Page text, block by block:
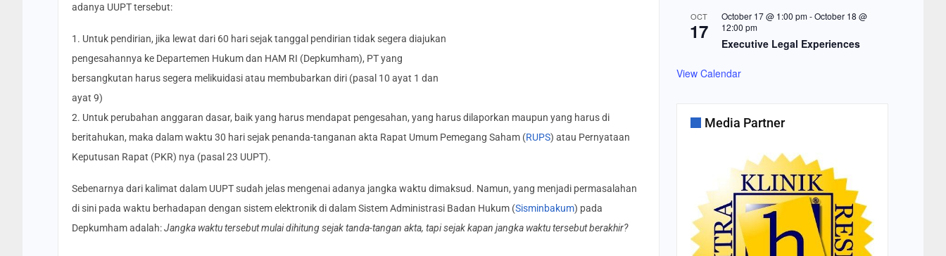
adanya UUPT tersebut:
1. Untuk pendirian, jika lewat dari 60 hari sejak tanggal pendirian tidak segera diajukan
pengesahannya ke Departemen Hukum dan HAM RI (Depkumham), PT yang
bersangkutan harus segera melikuidasi atau membubarkan diri (pasal 10 ayat 1 dan
ayat 9)
2. Untuk perubahan anggaran dasar, baik yang harus mendapat pengesahan, yang harus dilaporkan maupun yang harus di
beritahukan, maka dalam waktu 30 hari sejak penanda-tanganan akta Rapat Umum Pemegang Saham (RUPS) atau Pernyataan
Keputusan Rapat (PKR) nya (pasal 23 UUPT).
Sebenarnya dari kalimat dalam UUPT sudah jelas mengenai adanya jangka waktu dimaksud. Namun, yang menjadi permasalahan
di sini pada waktu berhadapan dengan sistem elektronik di dalam Sistem Administrasi Badan Hukum (Sisminbakum) pada
Depkumham adalah:Jangka waktu tersebut mulai dihitung sejak tanda-tangan akta, tapi sejak kapan jangka waktu tersebut berakhir?
OCT
17
October 17 @ 1:00 pm-October 18 @
12:00 pm
Executive Legal Experiences
View Calendar
Media Partner